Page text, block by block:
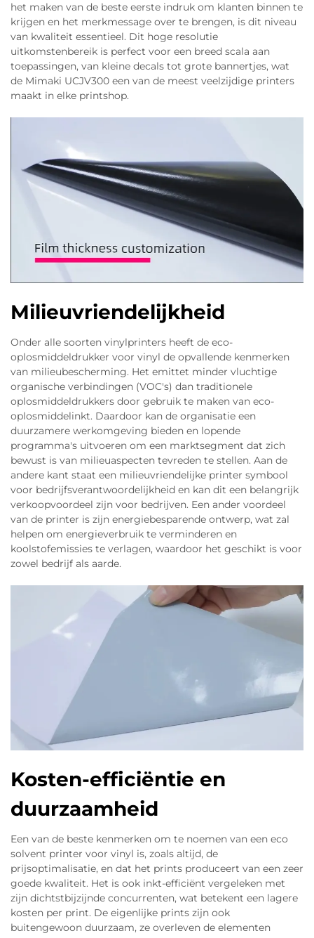
het maken van de beste eerste indruk om klanten binnen te
krijgen en het merkmessage over te brengen, is dit niveau
van kwaliteit essentieel. Dit hoge resolutie
uitkomstenbereik is perfect voor een breed scala aan
toepassingen, van kleine decals tot grote bannertjes, wat
de Mimaki UCJV300 een van de meest veelzijdige printers
maakt in elke printshop.
Milieuvriendelijkheid
Onder alle soorten vinylprinters heeft de eco-
oplosmiddeldrukker voor vinyl de opvallende kenmerken
van milieubescherming. Het emittet minder vluchtige
organische verbindingen (VOC's) dan traditionele
oplosmiddeldrukkers door gebruik te maken van eco-
oplosmiddelinkt. Daardoor kan de organisatie een
duurzamere werkomgeving bieden en lopende
programma's uitvoeren om een marktsegment dat zich
bewust is van milieuaspecten tevreden te stellen. Aan de
andere kant staat een milieuvriendelijke printer symbool
voor bedrijfsverantwoordelijkheid en kan dit een belangrijk
verkoopvoordeel zijn voor bedrijven. Een ander voordeel
van de printer is zijn energiebesparende ontwerp, wat zal
helpen om energieverbruik te verminderen en
koolstofemissies te verlagen, waardoor het geschikt is voor
zowel bedrijf als aarde.
Kosten-efficiëntie en
duurzaamheid
Een van de beste kenmerken om te noemen van een eco
solvent printer voor vinyl is, zoals altijd, de
prijsoptimalisatie, en dat het prints produceert van een zeer
goede kwaliteit. Het is ook inkt-efficiënt vergeleken met
zijn dichtstbijzijnde concurrenten, wat betekent een lagere
kosten per print. De eigenlijke prints zijn ook
buitengewoon duurzaam, ze overleven de elementen